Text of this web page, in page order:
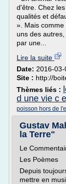
d'être. Chez
qualités et
». Mais
uns des
par une...
Lire la suite
Date: 2016-
Site : http://
Thèmes liés :
d une vie c
poisson hors de
Gustav
la Terre"
Le
Les Poèmes
Depuis
mettre en